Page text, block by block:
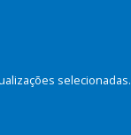
selecionadas.